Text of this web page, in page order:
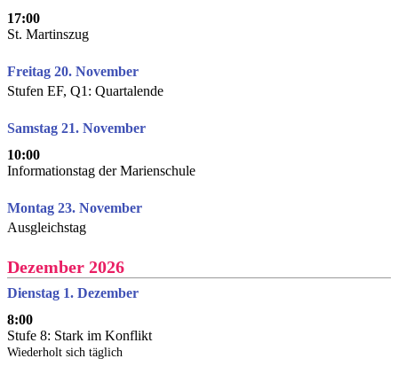
17:00
St. Martinszug
Freitag 20. November
Stufen EF, Q1: Quartalende
Samstag 21. November
10:00
Informationstag der Marienschule
Montag 23. November
Ausgleichstag
Dezember 2026
Dienstag 1. Dezember
8:00
Stufe 8: Stark im Konflikt
Wiederholt sich täglich